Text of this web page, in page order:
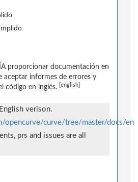
proporcionar documentación en
aceptar informes de errores y
código en inglés.
[english]
verison.
opencurve/curve/tree/master/docs/en
prs and issues are all